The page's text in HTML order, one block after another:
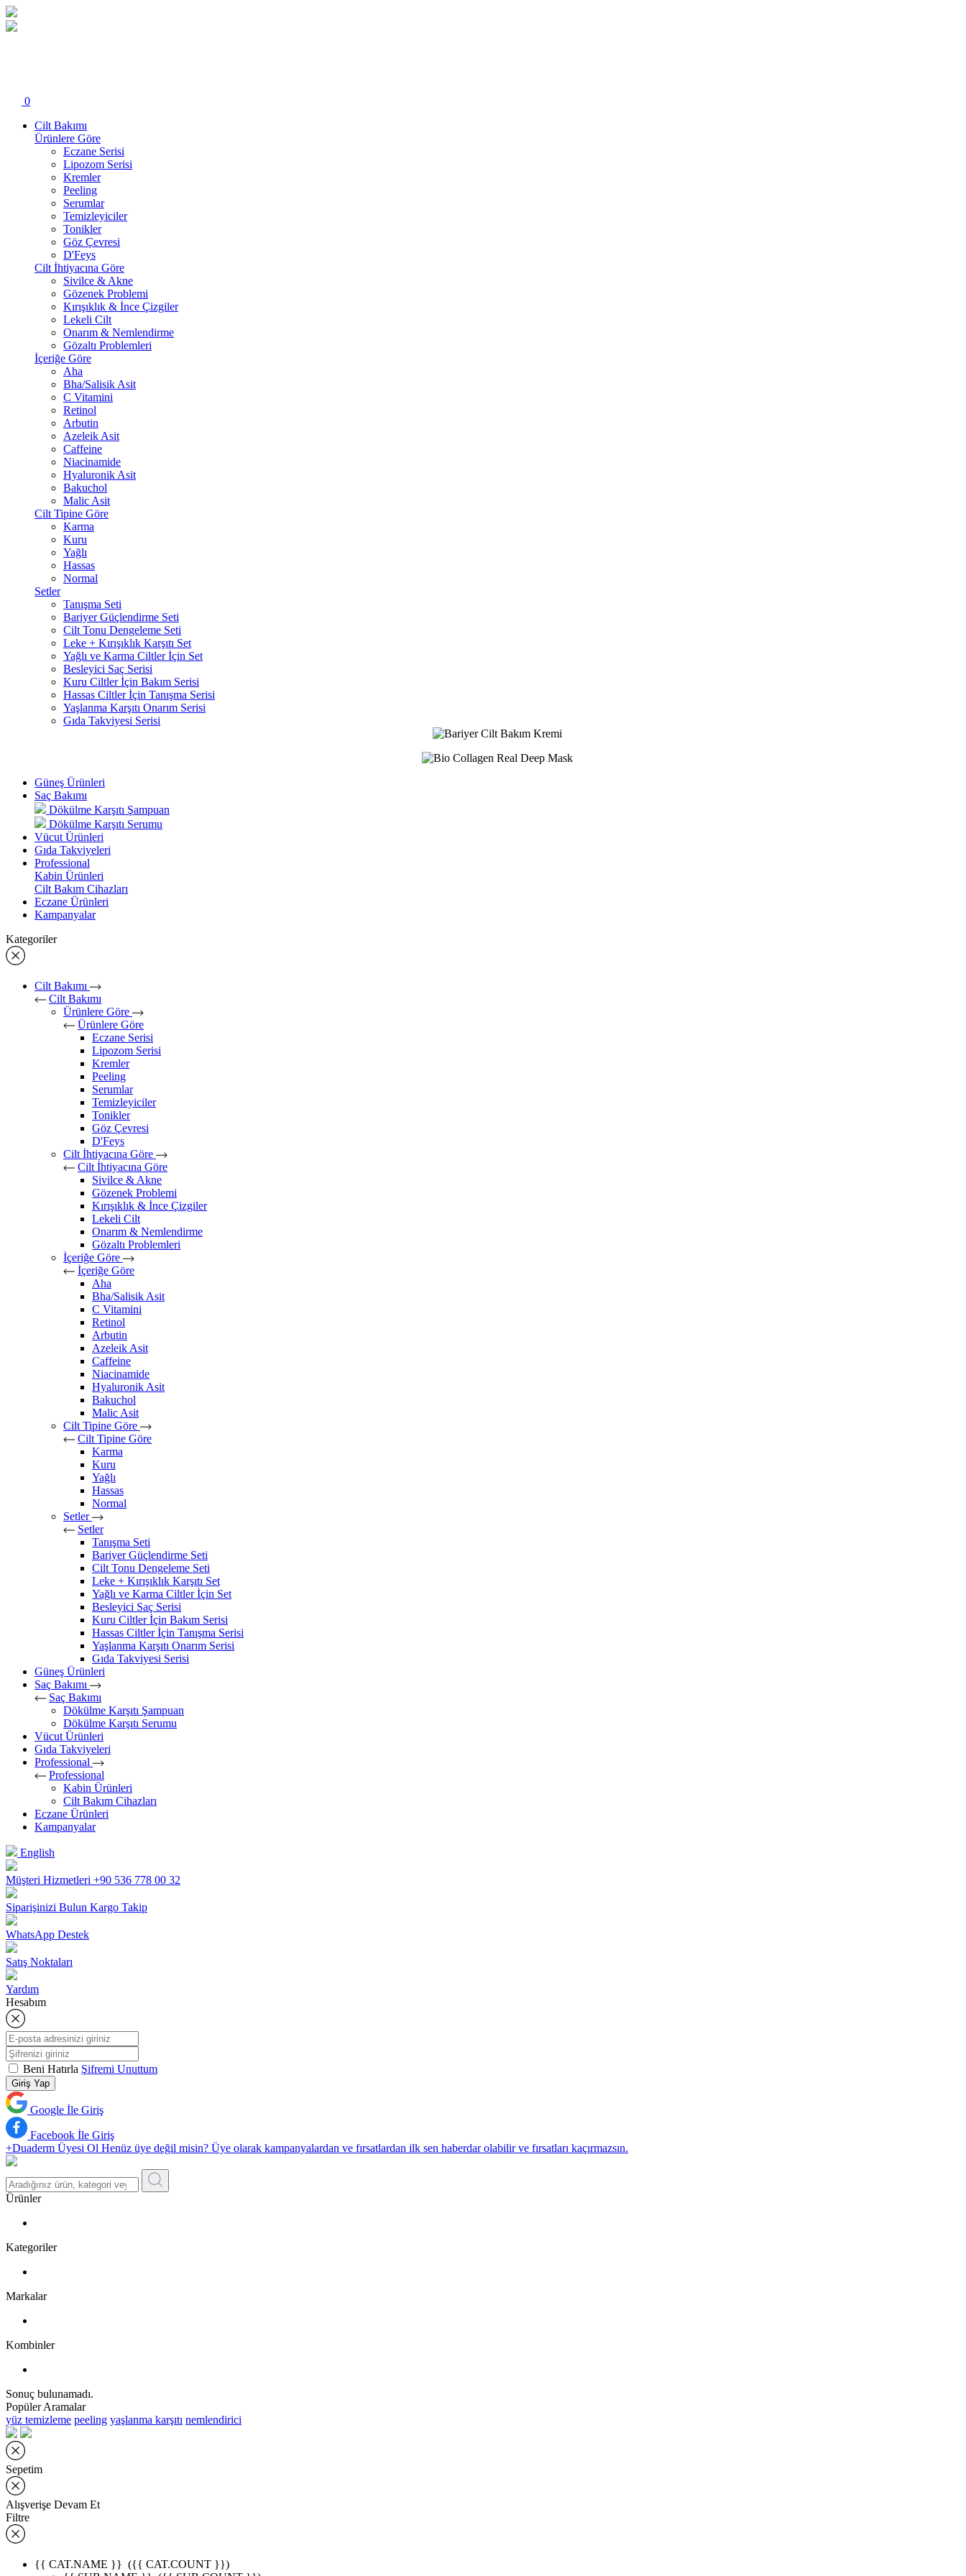
0
Cilt Bakımı
Ürünlere Göre
Eczane Serisi
Lipozom Serisi
Kremler
Peeling
Serumlar
Temizleyiciler
Tonikler
Göz Çevresi
D'Feys
Cilt İhtiyacına Göre
Sivilce & Akne
Gözenek Problemi
Kırışıklık & İnce Çizgiler
Lekeli Cilt
Onarım & Nemlendirme
Gözaltı Problemleri
İçeriğe Göre
Aha
Bha/Salisik Asit
C Vitamini
Retinol
Arbutin
Azeleik Asit
Caffeine
Niacinamide
Hyaluronik Asit
Bakuchol
Malic Asit
Cilt Tipine Göre
Karma
Kuru
Yağlı
Hassas
Normal
Setler
Tanışma Seti
Bariyer Güçlendirme Seti
Cilt Tonu Dengeleme Seti
Leke + Kırışıklık Karşıtı Set
Yağlı ve Karma Ciltler İçin Set
Besleyici Saç Serisi
Kuru Ciltler İçin Bakım Serisi
Hassas Ciltler İçin Tanışma Serisi
Yaşlanma Karşıtı Onarım Serisi
Gıda Takviyesi Serisi
Güneş Ürünleri
Saç Bakımı
Dökülme Karşıtı Şampuan
Dökülme Karşıtı Serumu
Vücut Ürünleri
Gıda Takviyeleri
Professional
Kabin Ürünleri
Cilt Bakım Cihazları
Eczane Ürünleri
Kampanyalar
Kategoriler
Cilt Bakımı
Cilt Bakımı
Ürünlere Göre
Ürünlere Göre
Eczane Serisi
Lipozom Serisi
Kremler
Peeling
Serumlar
Temizleyiciler
Tonikler
Göz Çevresi
D'Feys
Cilt İhtiyacına Göre
Cilt İhtiyacına Göre
Sivilce & Akne
Gözenek Problemi
Kırışıklık & İnce Çizgiler
Lekeli Cilt
Onarım & Nemlendirme
Gözaltı Problemleri
İçeriğe Göre
İçeriğe Göre
Aha
Bha/Salisik Asit
C Vitamini
Retinol
Arbutin
Azeleik Asit
Caffeine
Niacinamide
Hyaluronik Asit
Bakuchol
Malic Asit
Cilt Tipine Göre
Cilt Tipine Göre
Karma
Kuru
Yağlı
Hassas
Normal
Setler
Setler
Tanışma Seti
Bariyer Güçlendirme Seti
Cilt Tonu Dengeleme Seti
Leke + Kırışıklık Karşıtı Set
Yağlı ve Karma Ciltler İçin Set
Besleyici Saç Serisi
Kuru Ciltler İçin Bakım Serisi
Hassas Ciltler İçin Tanışma Serisi
Yaşlanma Karşıtı Onarım Serisi
Gıda Takviyesi Serisi
Güneş Ürünleri
Saç Bakımı
Saç Bakımı
Dökülme Karşıtı Şampuan
Dökülme Karşıtı Serumu
Vücut Ürünleri
Gıda Takviyeleri
Professional
Professional
Kabin Ürünleri
Cilt Bakım Cihazları
Eczane Ürünleri
Kampanyalar
English
Müşteri Hizmetleri +90 536 778 00 32
Siparişinizi Bulun Kargo Takip
WhatsApp Destek
Satış Noktaları
Yardım
Hesabım
Beni Hatırla Şifremi Unuttum
Giriş Yap
Google İle Giriş
Facebook İle Giriş
+Duaderm Üyesi Ol Henüz üye değil misin? Üye olarak kampanyalardan ve fırsatlardan ilk sen haberdar olabilir ve fırsatları kaçırmazsın.
Ürünler
Kategoriler
Markalar
Kombinler
Sonuç bulunamadı.
Popüler Aramalar
yüz temizleme peeling yaşlanma karşıtı nemlendirici
Sepetim
Alışverişe Devam Et
Filtre
{{ CAT.NAME }} ({{ CAT.COUNT }})